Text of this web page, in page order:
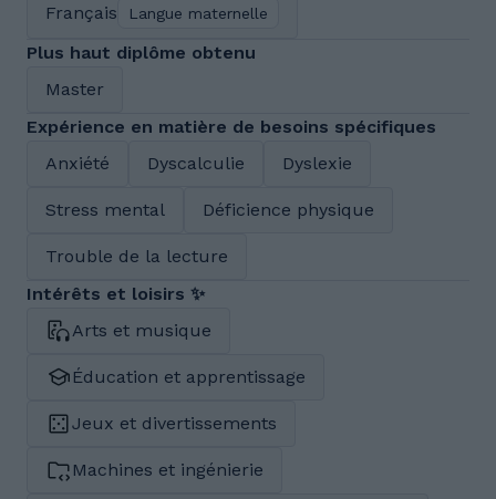
Français Langue maternelle
Plus haut diplôme obtenu
Master
Expérience en matière de besoins spécifiques
Anxiété
Dyscalculie Dyslexie
Stress mental Déficience physique
Trouble de la lecture
Intérêts et loisirs ✨
Arts et musique
Éducation et apprentissage
Jeux et divertissements
Machines et ingénierie